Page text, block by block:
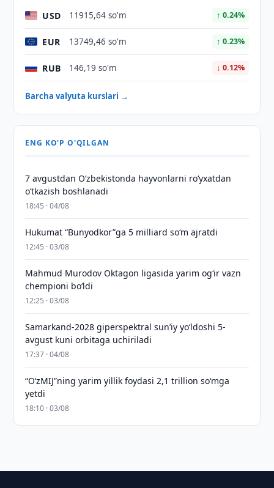
USD 11915,64 so'm ↑ 0.24%
EUR 13749,46 so'm ↑ 0.23%
RUB 146,19 so'm ↓ 0.12%
Barcha valyuta kurslari →
ENG KO'P O'QILGAN
7 avgustdan O‘zbekistonda hayvonlarni ro‘yxatdan
o‘tkazish boshlanadi
18:45 · 04/08
Hukumat “Bunyodkor”ga 5 milliard so‘m ajratdi
12:45 · 03/08
Mahmud Murodov Oktagon ligasida yarim og‘ir vazn
chempioni bo‘ldi
12:25 · 03/08
Samarkand-2028 giperspektral sun’iy yo‘ldoshi 5-
avgust kuni orbitaga uchiriladi
17:37 · 04/08
“O‘zMIJ”ning yarim yillik foydasi 2,1 trillion so‘mga
yetdi
18:10 · 03/08